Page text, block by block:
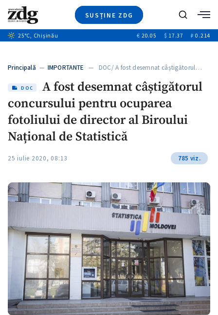
SUSȚINE ZDG
Ştiri
+7
Video
Special
+1
+2
ZdGust
Caută
25°C, Chișinău € 20.05 $ 17.37 ₽ 0.214
Principală — IMPORTANTE — DOC/ A fost desemnat câștigătorul…
DOC
A fost desemnat câștigătorul
concursului pentru ocuparea
fotoliului de director al Biroului
Național de Statistică
25 iulie 2020, 08:13 785 viz.